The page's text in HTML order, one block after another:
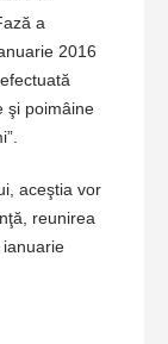
a
2016
şi poimâine
aceştia vor
reunirea